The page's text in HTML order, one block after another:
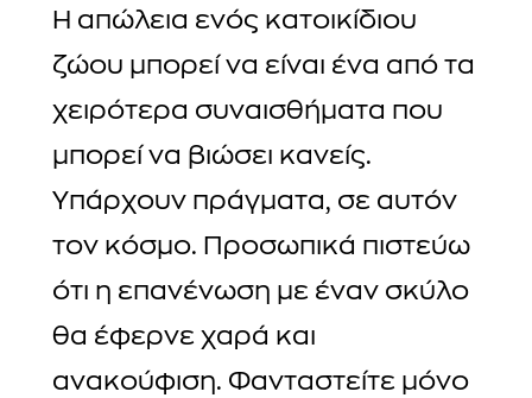
Η απώλεια ενός κατοικίδιου
ζώου μπορεί να είναι ένα από τα
χειρότερα συναισθήματα που
μπορεί να βιώσει κανείς.
Υπάρχουν πράγματα, σε αυτόν
τον κόσμο. Προσωπικά πιστεύω
ότι η επανένωση με έναν σκύλο
θα έφερνε χαρά και
ανακούφιση. Φανταστείτε μόνο